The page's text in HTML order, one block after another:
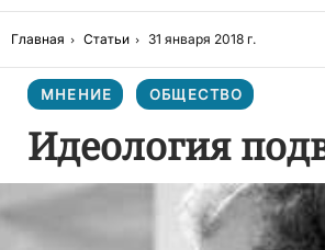
Главная Статьи 31 января 2018 г.
МНЕНИЕ ОБЩЕСТВО
Идеология